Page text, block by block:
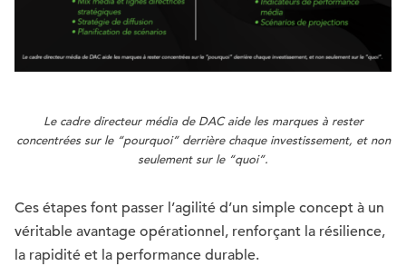
Le cadre directeur média de DAC aide les marques à rester
concentrées sur le “pourquoi” derrière chaque investissement, et non
seulement sur le “quoi”.
Ces étapes font passer l’agilité d’un simple concept à un
véritable avantage opérationnel, renforçant la résilience,
la rapidité et la performance durable.